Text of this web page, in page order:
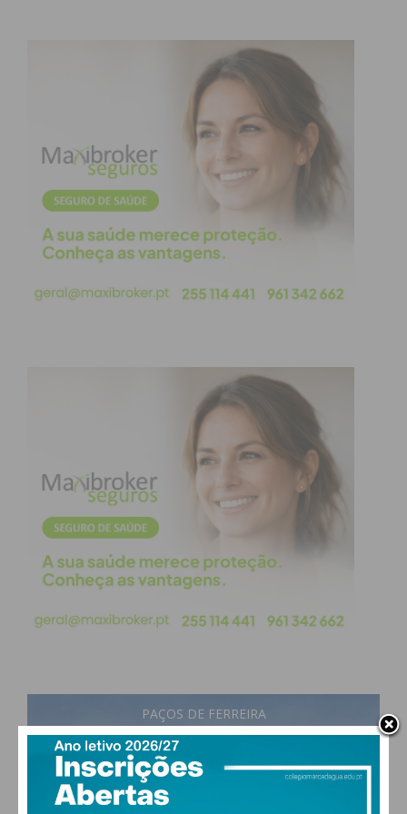
as crianças de hoje e as das gerações futuras, eu
comprometo-me na minha vida diária, na minha
família, no meu trabalho, na minha comunidade, no
meu país e na minha região a:
Respeitar a vida e a dignidade de cada pessoa,
sem discriminação ou preconceito;
Praticar a não-violência ativa, rejeitando a
violência sob todas as suas formas: física,
particular contra os grupos mais desprovidos
Compartilhar o meu tempo e os meus
recursos materiais com um espírito de
generosidade visando o fim da exclusão, da
injustiça e da opressão política e económica;
Defender a liberdade de expressão e a
diversidade cultural, dando sempre
preferência ao diálogo e à escuta do que ao
fanatismo, à difamação e à rejeição do outro;
Promover um comportamento de consumo
que seja responsável e práticas de
desenvolvimento que respeitem todas as
Contribuir para o desenvolvimento da minha
comunidade, com a ampla participação da
mulher e o respeito pelos princípios
democráticos, de modo a construir novas
formas de solidariedade.
PAÇOS DE FERREIRA
30°
47% humidade